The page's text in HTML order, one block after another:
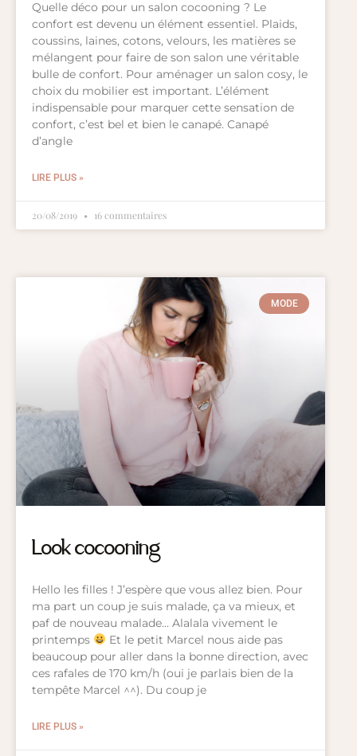
Quelle déco pour un salon cocooning ? Le
confort est devenu un élément essentiel. Plaids,
coussins, laines, cotons, velours, les matières se
mélangent pour faire de son salon une véritable
bulle de confort. Pour aménager un salon cosy, le
choix du mobilier est important. L’élément
indispensable pour marquer cette sensation de
confort, c’est bel et bien le canapé. Canapé
d’angle
LIRE PLUS »
20/08/2019 16 commentaires
MODE
Look cocooning
Hello les filles ! J’espère que vous allez bien. Pour
ma part un coup je suis malade, ça va mieux, et
paf de nouveau malade… Alalala vivement le
printemps
Et le petit Marcel nous aide pas
beaucoup pour aller dans la bonne direction, avec
ces rafales de 170 km/h (oui je parlais bien de la
tempête Marcel ^^). Du coup je
LIRE PLUS »